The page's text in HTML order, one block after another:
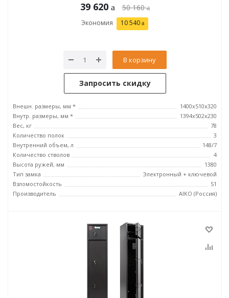
39 620 50 160
Экономия 10 540
В корзину
Запросить скидку
Внешн. размеры, мм *
1400x510x320
Внутр. размеры, мм *
1394x502x230
Вес, кг
78
Количество полок
3
Внутренний объем, л
148/7
Количество стволов
4
Высота ружей, мм
1380
Тип замка
Электронный + ключевой
Взломостойкость
S1
Производитель
AIKO (Россия)